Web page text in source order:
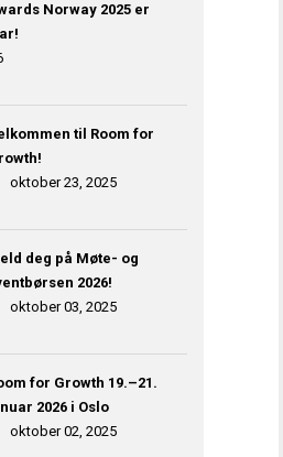
Norway 2025 er
til Room for
oktober 23, 2025
deg på Møte- og
2026!
oktober 03, 2025
for Growth 19.–21.
2026 i Oslo
oktober 02, 2025